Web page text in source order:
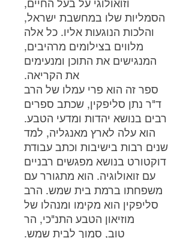
וזואולוגי על בעל החיים,
הסמליות שלו במחשבת ישראל,
והלכות הנוגעות אליו. כל אלה
מלווים בצילומים מרהיבים,
המנגישים את התוכן ומנעימים
את הקריאה.
ספר זה הוא פרי עמלו של הרב
ד"ר נתן סליפקין, שכתב ספרים
רבים בנושא יהדות ומדעי הטבע.
הוא עלה לארץ מאנגליה, למד
שנים רבות בישיבות וכתב עבודת
דוקטורט בנושא מפגשים רבניים
עם זואולוגיה. הוא מתגורר עם
משפחתו ברמת בית שמש. הרב
סליפקין הוא מקימו ומנהלו של
מוזיאון הטבע התנ"כי, הר
טוב, סמוך לבית שמש.